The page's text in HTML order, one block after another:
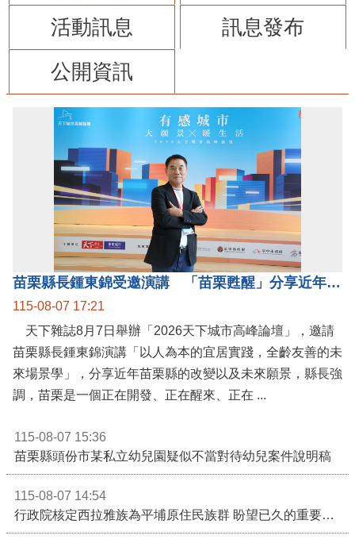
活動訊息
訊息發布
公開資訊
苗栗縣長鍾東錦受邀演講 「苗栗甦醒」分享近年轉變
115-08-07 17:21
天下雜誌8月7日舉辦「2026天下城市高峰論壇」，邀請
苗栗縣長鍾東錦演講「以人為本的宜居實踐，全齡友善的未
來場景學」，分享近年苗栗縣的改變以及未來願景，縣長強
調，苗栗是一個正在開發、正在醒來、正在 ...
115-08-07 15:36
苗栗縣頭份市某私立幼兒園疑似不當對待幼兒案件說明稿
115-08-07 14:54
行政院核定西拉雅族為平埔原住民族群 盼望已久的重要時刻到來！8月13日起受理民族成員名冊登記